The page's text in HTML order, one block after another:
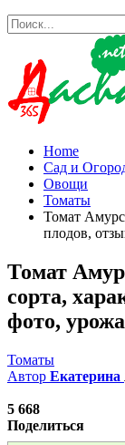
Home
Сад и
Овощи
Томаты
Томат
плодов,
Томат
сорта,
фото,
Томаты
Автор Екатерина
5 668
Поделиться